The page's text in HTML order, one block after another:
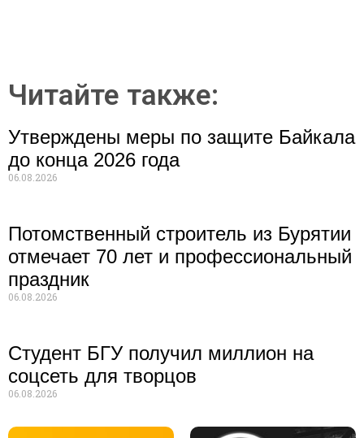
Читайте также:
Утверждены меры по защите Байкала
до конца 2026 года
06.08.2026
Потомственный строитель из Бурятии
отмечает 70 лет и профессиональный
праздник
06.08.2026
Студент БГУ получил миллион на
соцсеть для творцов
06.08.2026